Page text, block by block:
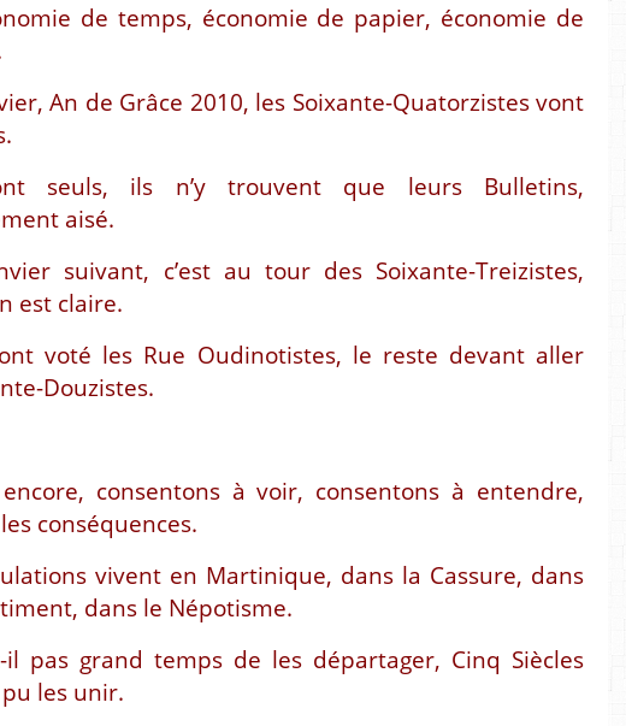
de temps, économie de papier, économie de
An de Grâce 2010, les Soixante-Quatorzistes vont
seuls, ils n’y trouvent que leurs Bulletins,
aisé.
suivant, c’est au tour des Soixante-Treizistes,
est claire.
voté les Rue Oudinotistes, le reste devant aller
Douzistes.
consentons à voir, consentons à entendre,
conséquences.
vivent en Martinique, dans la Cassure, dans
dans le Népotisme.
il pas grand temps de les départager, Cinq Siècles
pu les unir.